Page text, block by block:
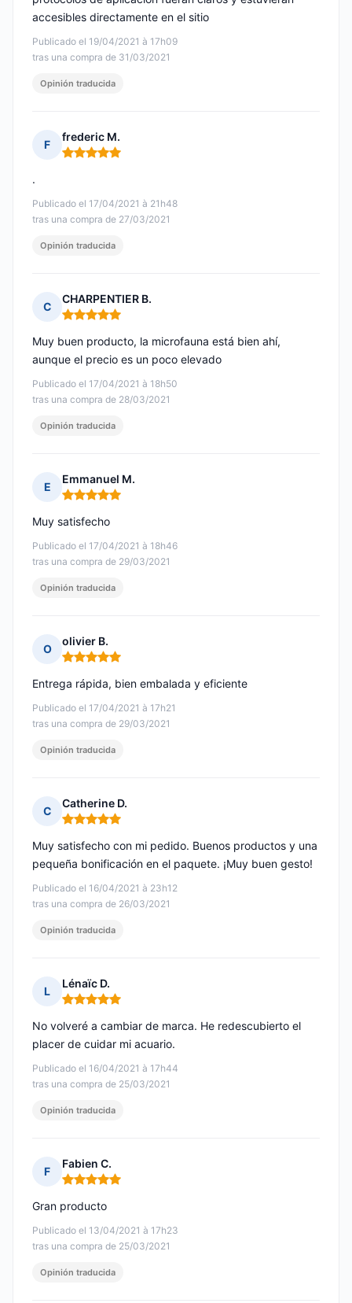
Publicado el 19/04/2021 à 17h09
tras una compra de 31/03/2021
accesibles directamente en el sitio
Opinión traducida
F
frederic M.
Nota: 5 de 5
Publicado el 17/04/2021 à 21h48
tras una compra de 27/03/2021
.
Opinión traducida
C
CHARPENTIER B.
Nota: 5 de 5
Publicado el 17/04/2021 à 18h50
tras una compra de 28/03/2021
Muy buen producto, la microfauna está bien ahí,
aunque el precio es un poco elevado
Opinión traducida
E
Emmanuel M.
Nota: 5 de 5
Publicado el 17/04/2021 à 18h46
tras una compra de 29/03/2021
Muy satisfecho
Opinión traducida
O
olivier B.
Nota: 5 de 5
Publicado el 17/04/2021 à 17h21
tras una compra de 29/03/2021
Entrega rápida, bien embalada y eficiente
Opinión traducida
C
Catherine D.
Nota: 5 de 5
Publicado el 16/04/2021 à 23h12
tras una compra de 26/03/2021
Muy satisfecho con mi pedido. Buenos productos y una
pequeña bonificación en el paquete. ¡Muy buen gesto!
Opinión traducida
L
Lénaïc D.
Nota: 5 de 5
Publicado el 16/04/2021 à 17h44
tras una compra de 25/03/2021
No volveré a cambiar de marca. He redescubierto el
placer de cuidar mi acuario.
Opinión traducida
F
Fabien C.
Nota: 5 de 5
Publicado el 13/04/2021 à 17h23
tras una compra de 25/03/2021
Gran producto
Opinión traducida